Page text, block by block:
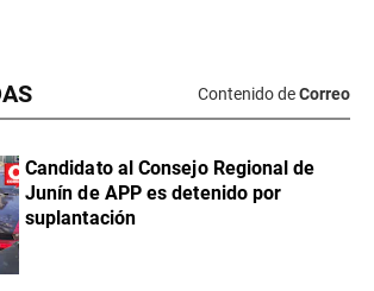
Contenido deCorreo
Candidato al Consejo Regional de
Junín de APP es detenido por
suplantación